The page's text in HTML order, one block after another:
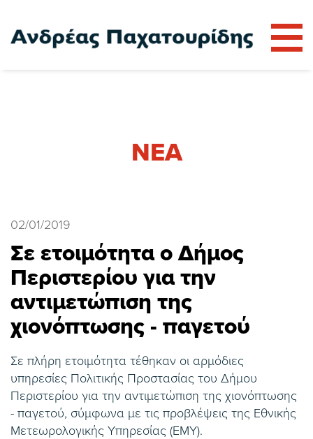
με την Κοινωνία Μπροστά
επικοινωνία
ΝΕΑ
02/01/2019
Σε ετοιμότητα ο Δήμος
Περιστερίου για την
αντιμετώπιση της
χιονόπτωσης - παγετού
Σε πλήρη ετοιμότητα τέθηκαν οι αρμόδιες
υπηρεσίες Πολιτικής Προστασίας του Δήμου
Περιστερίου για την αντιμετώπιση της χιονόπτωσης
- παγετού, σύμφωνα με τις προβλέψεις της Εθνικής
Μετεωρολογικής Υπηρεσίας (ΕΜΥ).